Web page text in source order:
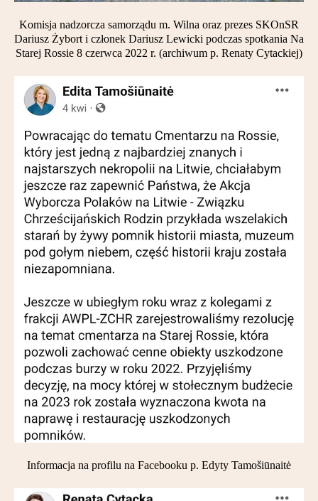
Komisja nadzorcza samorządu m. Wilna oraz prezes SKOnSR
Dariusz Żybort i członek Dariusz Lewicki podczas spotkania Na
Starej Rossie 8 czerwca 2022 r. (archiwum p. Renaty Cytackiej)
Informacja na profilu na Facebooku p. Edyty Tamošiūnaitė